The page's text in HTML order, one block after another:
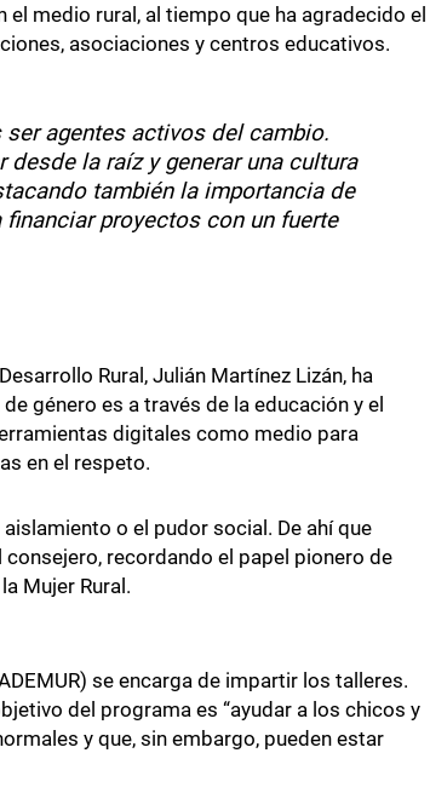
medio rural, al tiempo que ha agradecido el
asociaciones y centros educativos.
ser agentes activos del cambio.
la raíz y generar una cultura
también la importancia de
proyectos con un fuerte
Rural, Julián Martínez Lizán, ha
género es a través de la educación y el
digitales como medio para
en el respeto.
o el pudor social. De ahí que
recordando el papel pionero de
Mujer Rural.
se encarga de impartir los talleres.
del programa es “ayudar a los chicos y
y que, sin embargo, pueden estar